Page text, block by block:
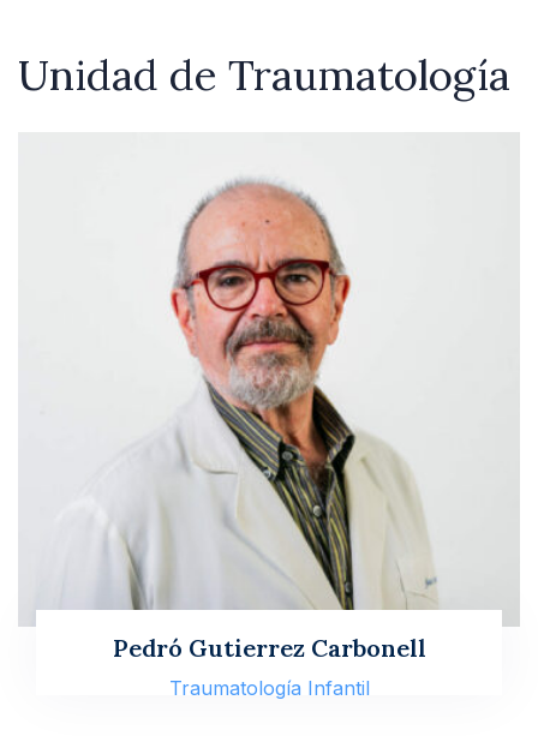
Unidad de Traumatología
Pedró Gutierrez Carbonell
Traumatología Infantil